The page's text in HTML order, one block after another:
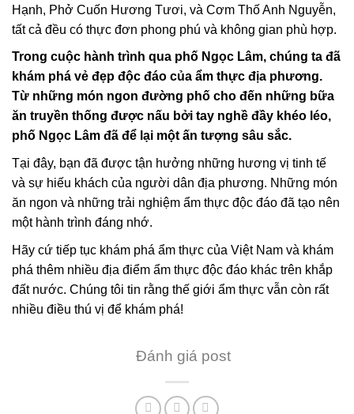
Hạnh, Phở Cuốn Hương Tươi, và Cơm Thố Anh Nguyễn,
tất cả đều có thực đơn phong phú và không gian phù hợp.
Trong cuộc hành trình qua phố Ngọc Lâm, chúng ta đã
khám phá vẻ đẹp độc đáo của ẩm thực địa phương.
Từ những món ngon đường phố cho đến những bữa
ăn truyền thống được nấu bởi tay nghề đầy khéo léo,
phố Ngọc Lâm đã để lại một ấn tượng sâu sắc.
Tại đây, bạn đã được tận hưởng những hương vị tinh tế
và sự hiếu khách của người dân địa phương. Những món
ăn ngon và những trải nghiệm ẩm thực độc đáo đã tạo nên
một hành trình đáng nhớ.
Hãy cứ tiếp tục khám phá ẩm thực của Việt Nam và khám
phá thêm nhiều địa điểm ẩm thực độc đáo khác trên khắp
đất nước. Chúng tôi tin rằng thế giới ẩm thực vẫn còn rất
nhiều điều thú vị để khám phá!
Đánh giá post